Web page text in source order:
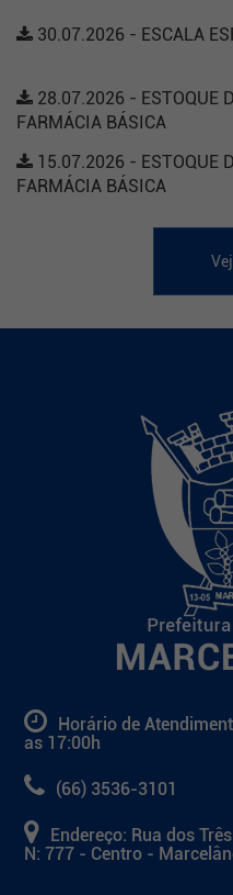
30.07.2026 - ESCALA
28.07.2026 - ESTOQUE
FARMÁCIA BÁSICA
15.07.2026 - ESTOQUE
FARMÁCIA BÁSICA
Horário de
as 17:00h
(66) 3536-3101
Endereço: Rua dos
N: 777 - Centro -